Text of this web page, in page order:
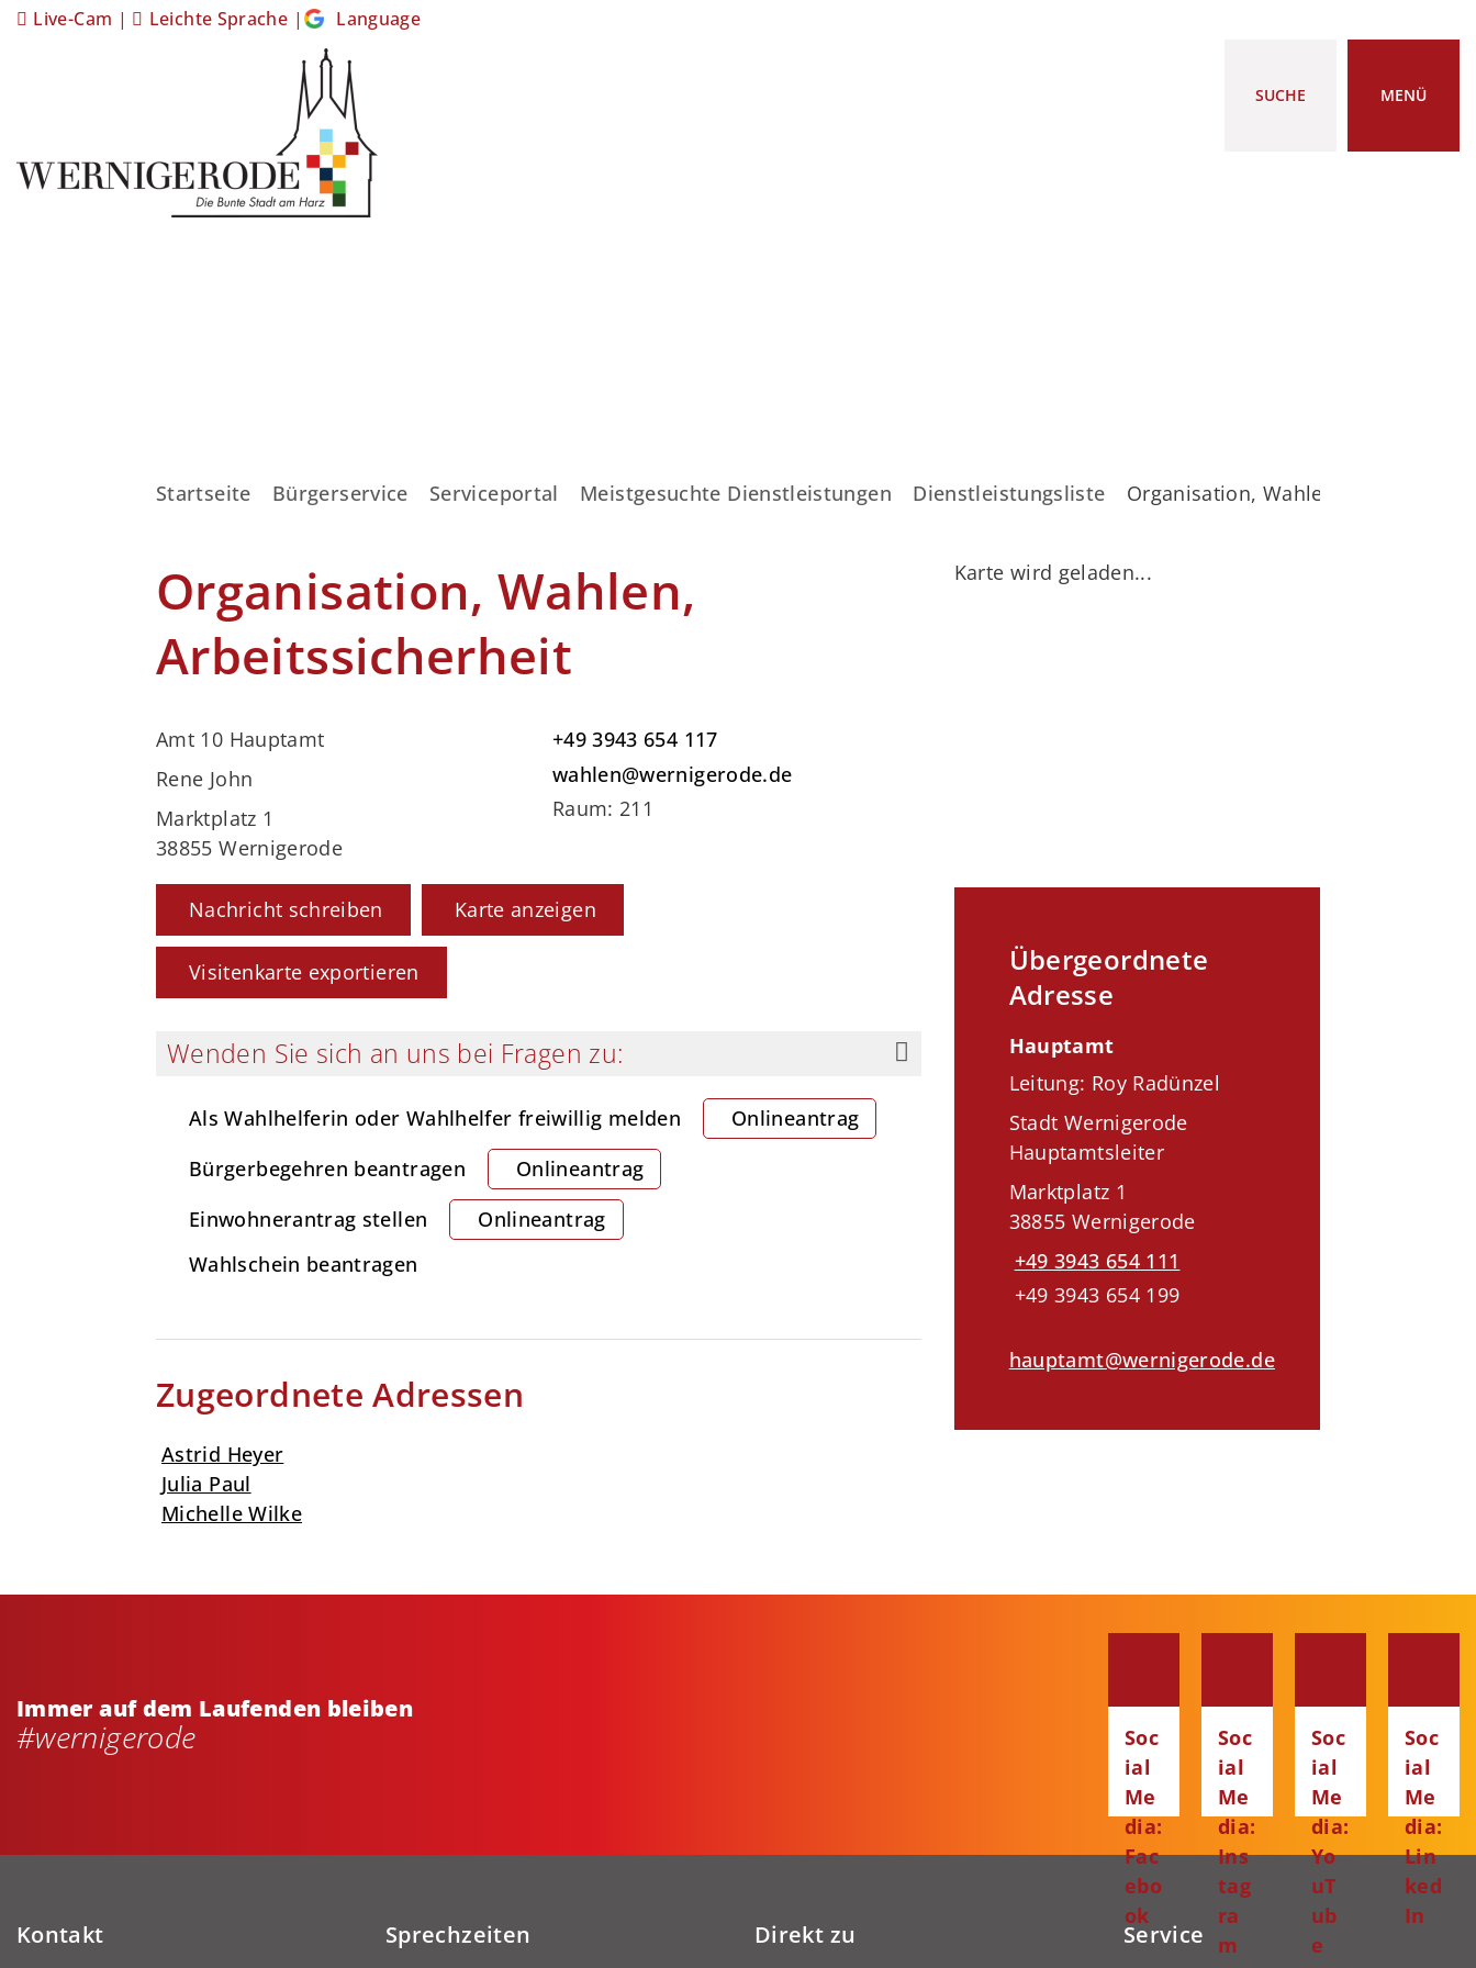
Live-Cam | Leichte Sprache | Language
SUCHE MENÜ
Startseite Bürgerservice Serviceportal Meistgesuchte Dienstleistungen Dienstleistungsliste Organisation, Wahlen,
Organisation, Wahlen,
Arbeitssicherheit
Amt 10 Hauptamt
Rene John
Marktplatz 1
38855 Wernigerode
+49 3943 654 117
wahlen@wernigerode.de
Raum: 211
Nachricht schreiben Karte anzeigen
Visitenkarte exportieren
Wenden Sie sich an uns bei Fragen zu:
Als Wahlhelferin oder Wahlhelfer freiwillig melden
Onlineantrag
Bürgerbegehren beantragen
Onlineantrag
Einwohnerantrag stellen
Onlineantrag
Wahlschein beantragen
Zugeordnete Adressen
Astrid Heyer
Julia Paul
Michelle Wilke
Karte wird geladen...
Übergeordnete
Adresse
Hauptamt
Leitung: Roy Radünzel
Stadt Wernigerode
Hauptamtsleiter
Marktplatz 1
38855 Wernigerode
+49 3943 654 111
+49 3943 654 199
hauptamt@wernigerode.de
Immer auf dem Laufenden bleiben
#wernigerode
Soc
ial
Me
dia:
Fac
ebo
ok
Soc
ial
Me
dia:
Ins
tag
ra
m
Soc
ial
Me
dia:
Yo
uT
ub
e
Soc
ial
Me
dia:
Lin
ked
In
Kontakt Sprechzeiten Direkt zu Service